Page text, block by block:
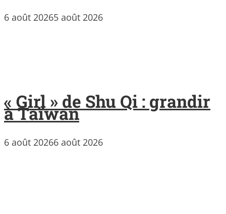
6 août 20265 août 2026
« Girl » de Shu Qi : grandir
à Taïwan
6 août 20266 août 2026